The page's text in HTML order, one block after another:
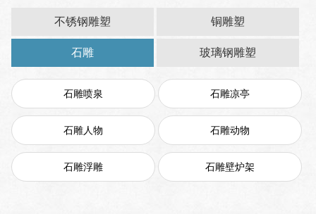
联系我们
不锈钢雕塑 铜雕塑
石雕 玻璃钢雕塑
石雕喷泉 石雕凉亭
石雕人物 石雕动物
石雕浮雕 石雕壁炉架